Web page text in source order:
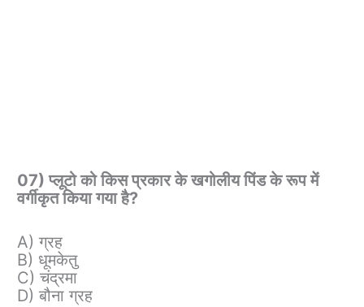
07) प्लूटो को किस प्रकार के खगोलीय पिंड के रूप में
वर्गीकृत किया गया है?
A) ग्रह
B) धूमकेतु
C) चंद्रमा
D) बौना ग्रह